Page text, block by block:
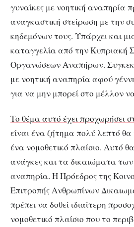
γυναίκες με νοητική αναπηρία
αναγκαστική στείρωση με την
κηδεμόνων τους. Υπάρχει και
καταγγελία από την Κυπριακή
Οργανώσεων Αναπήρων.
με νοητική αναπηρία αφού
για να μην μπορεί στο μέλλον
Το θέμα αυτό έχει προχωρήσει
είναι ένα ζήτημα πολύ λεπτό
ένα νομοθετικό πλαίσιο. Αυτό
ανάγκες και τα δικαιώματα
αναπηρία. Η Πρόεδρος της
Επιτροπής Ανθρωπίνων
πρέπει να δοθεί ιδιαίτερη
νομοθετικό πλαίσιο που το